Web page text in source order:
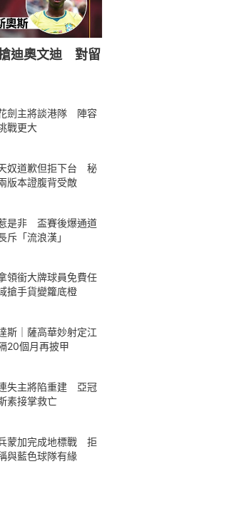
迪奧文迪 對留
劍主將談港隊 陣容
戰更大
奴道歉但拒下台 秘
版本證腹背受敵
是非 盃賽後爆通道
「流浪漢」
領銜大牌球員免費任
手貨變籮底橙
斯｜薩高華妙射定江
20個月再披甲
失主將陷重建 亞冠
素接掌救亡
蒙加完成地標戰 拒
與藍色球隊有緣